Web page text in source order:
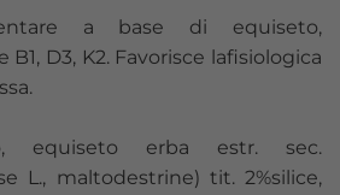
a base di equiseto,
D3, K2. Favorisce lafisiologica
equiseto erba estr. sec.
L., maltodestrine) tit. 2%silice,